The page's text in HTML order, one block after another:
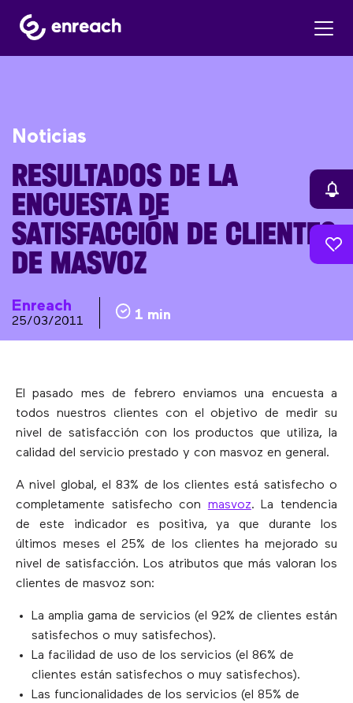
Noticias
RESULTADOS DE LA
ENCUESTA DE
SATISFACCIÓN DE CLIENTES
DE MASVOZ
Enreach
25/03/2011 1 min
El pasado mes de febrero enviamos una encuesta a
todos nuestros clientes con el objetivo de medir su
nivel de satisfacción con los productos que utiliza, la
calidad del servicio prestado y con masvoz en general.
A nivel global, el 83% de los clientes está satisfecho o
completamente satisfecho con masvoz. La tendencia
de este indicador es positiva, ya que durante los
últimos meses el 25% de los clientes ha mejorado su
nivel de satisfacción. Los atributos que más valoran los
clientes de masvoz son:
La amplia gama de servicios (el 92% de clientes están
satisfechos o muy satisfechos).
La facilidad de uso de los servicios (el 86% de
clientes están satisfechos o muy satisfechos).
Las funcionalidades de los servicios (el 85% de